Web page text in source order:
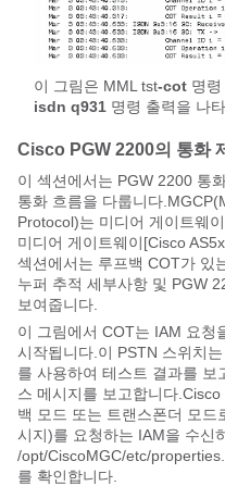
이 그림은 MML tst-cot 명
isdn q931 명령 출력을 나
Cisco PGW 2200의 통화
이 섹션에서는 PGW 2200 통
통화 흐름을 다룹니다
Protocol)는 미디어 게이트웨
미디어 게이트웨이[Cisco
섹션에서는 루프백 COT가 있
누퍼 추적 세부사항 및 PGW
보여줍니다.
이 그림에서 COT는 IAM 요청
시작됩니다.이 PSTN 스위치
를 사용하여 테스트 결과를 보
스 메시지를 보고합니다
백 모드 또는 트랜스폰더 모드
시지)를 요청하는 IAM을 수신
/opt/CiscoMGC/etc/
를 확인합니다.